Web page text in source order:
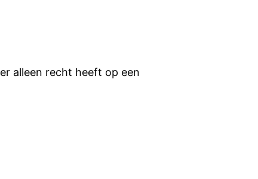
alleen recht heeft op een